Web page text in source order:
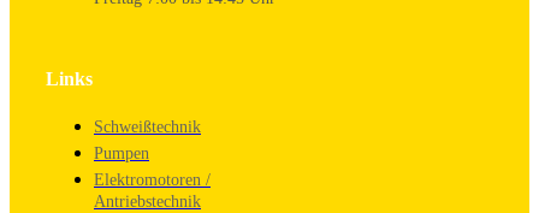
Links
Schweißtechnik
Pumpen
Elektromotoren /
Antriebstechnik